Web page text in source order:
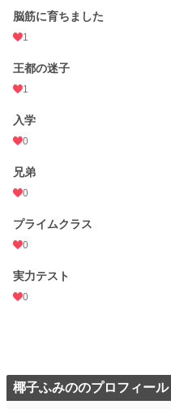
24h.ポイント 0 pt
更新日時
年間ポイント
累計ポイント 1,901 pt (167,979 位)
脳筋に育ちました
1
王都の迷子
1
入学
0
兄弟
0
プライムクラス
0
実力テスト
0
椰子ふみののプロフィール